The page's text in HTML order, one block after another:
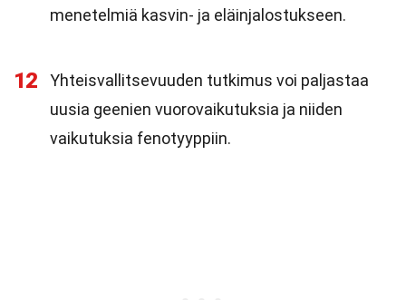
menetelmiä kasvin- ja eläinjalostukseen.
12
Yhteisvallitsevuuden tutkimus voi paljastaa
uusia geenien vuorovaikutuksia ja niiden
vaikutuksia fenotyyppiin.